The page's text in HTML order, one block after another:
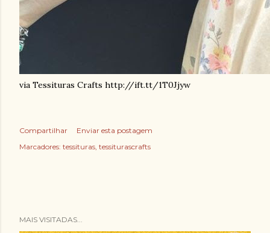
via Tessituras Crafts http://ift.tt/1T0Jjyw
Compartilhar
Enviar esta postagem
Marcadores: tessituras tessiturascrafts
MAIS VISITADAS...